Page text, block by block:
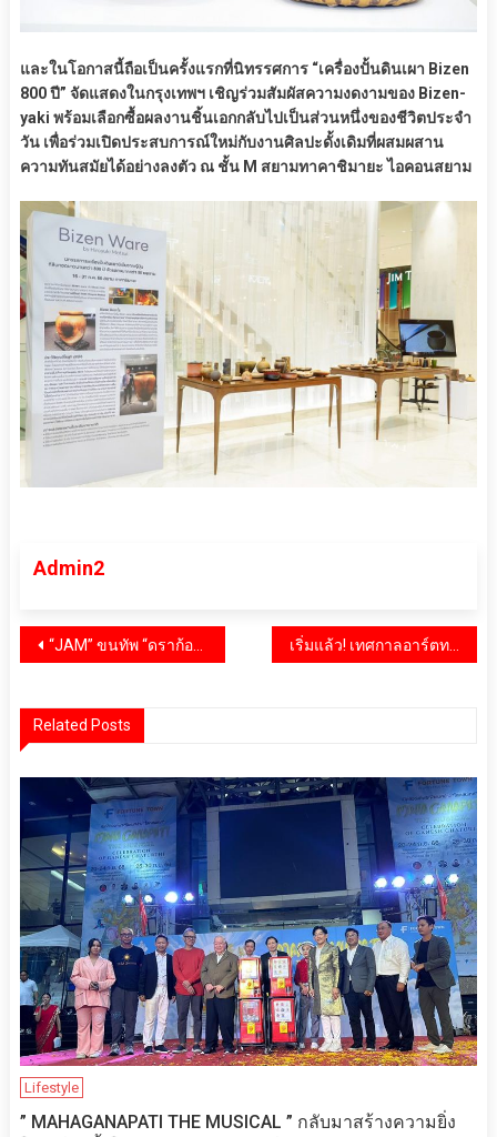
และในโอกาสนี้ถือเป็นครั้งแรกที่นิทรรศการ “เครื่องปั้นดินเผา Bizen
800 ปี” จัดแสดงในกรุงเทพฯ เชิญร่วมสัมผัสความงดงามของ Bizen-
yaki พร้อมเลือกซื้อผลงานชิ้นเอกกลับไปเป็นส่วนหนึ่งของชีวิตประจำ
วัน เพื่อร่วมเปิดประสบการณ์ใหม่กับงานศิลปะดั้งเดิมที่ผสมผสาน
ความทันสมัยได้อย่างลงตัว ณ ชั้น M สยามทาคาชิมายะ ไอคอนสยาม
Admin2
แนะแนว
“JAM” ขนทัพ “ดราก้อนบอล” บุกไทย! ชวนแฟนๆ ดื่มด่ำการเดินทางสุดมหัศจรรย์ ดึง บอย-ปกรณ์, โจริญ – อ๊ะอาย 4EVE ร่วมเปิดตัว 1 ส.ค.นี้! ณ Attraction Hall ชั้น 6 ไอคอนสยาม เริ่มแล้ว! เทศกาลอาร์ตทอยชวนเที่ยวภาคตะวันออก Thai Art Toy Fest : สยามเด็กเล่น @Siam Center ตอน “Eastern Secrets : ตามหา (ความลับ) ภาคตะวันออก”26-27 กรกฎาคม 2568 ณ Atrium 2 ชั้น G Siam Center
Related Posts
Lifestyle
” MAHAGANAPATI THE MUSICAL ” กลับมาสร้างความยิ่ง